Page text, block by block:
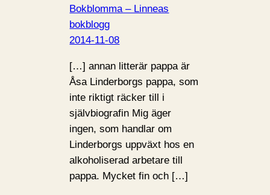
Bokblomma – Linneas
bokblogg
2014-11-08
[…] annan litterär pappa är
Åsa Linderborgs pappa, som
inte riktigt räcker till i
självbiografin Mig äger
ingen, som handlar om
Linderborgs uppväxt hos en
alkoholiserad arbetare till
pappa. Mycket fin och […]